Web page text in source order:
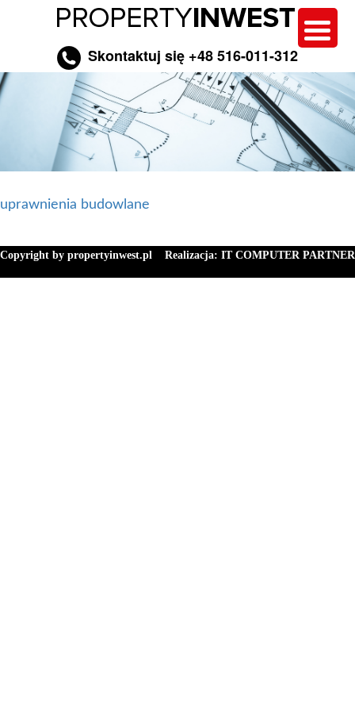
Skontaktuj się +48 516-011-312
uprawnienia budowlane
Copyright by propertyinwest.pl Realizacja: IT COMPUTER PARTNER